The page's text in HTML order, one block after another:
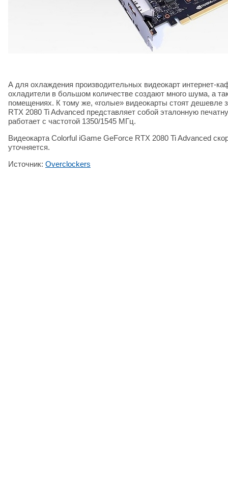
А для охлаждения производительных видеокарт интернет-
охладители в большом количестве создают много шума, а
помещениях. К тому же, «голые» видеокарты стоят дешевле
RTX 2080 Ti Advanced представляет собой эталонную
работает с частотой 1350/1545 МГц.
Видеокарта Colorful iGame GeForce RTX 2080 Ti Advanced
уточняется.
Источник: Overclockers